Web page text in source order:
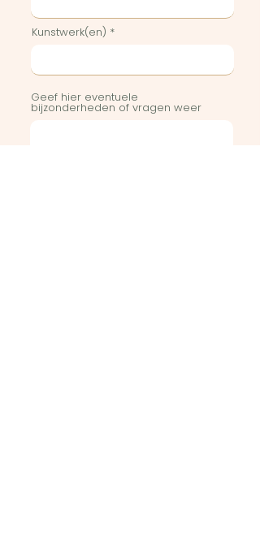
Kunstwerk(en)
Geef hier eventuele
bijzonderheden of vragen weer